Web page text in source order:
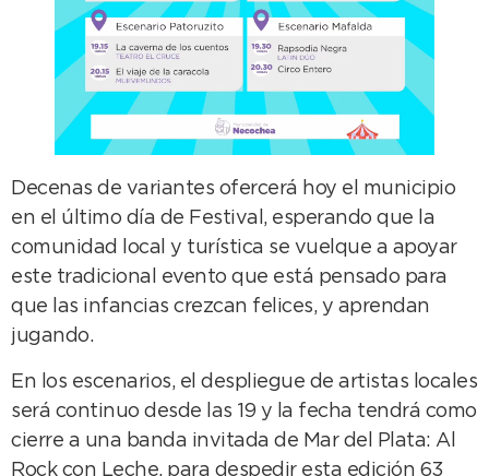
Decenas de variantes ofercerá hoy el municipio
en el último día de Festival, esperando que la
comunidad local y turística se vuelque a apoyar
este tradicional evento que está pensado para
que las infancias crezcan felices, y aprendan
jugando.
En los escenarios, el despliegue de artistas locales
será continuo desde las 19 y la fecha tendrá como
cierre a una banda invitada de Mar del Plata: Al
Rock con Leche, para despedir esta edición 63